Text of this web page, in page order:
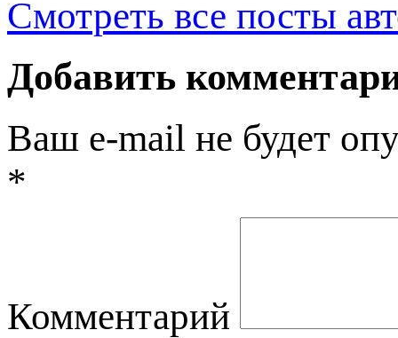
Смотреть все посты
Добавить
Ваш e-mail не будет
*
Комментарий